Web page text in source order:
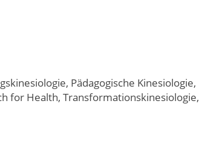
Pädagogische Kinesiologie,
for Health, Transformationskinesiologie,